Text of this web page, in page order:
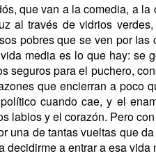
que van a la comedia, a
al través de vidrios
pobres que se ven por
media es lo que hay:
seguros para el puchero,
que encierran a poco
cuando cae, y el
labios y el corazón. Pero
una de tantas vueltas que
a entrar a esa